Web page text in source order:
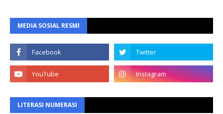
MEDIA SOSIAL RESMI
LITERASI NUMERASI